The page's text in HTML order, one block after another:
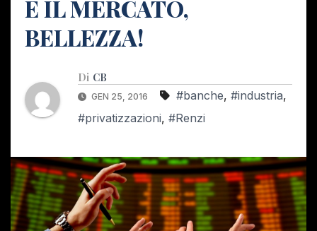
È IL MERCATO,
BELLEZZA!
Di CB
GEN 25, 2016 #banche, #industria,
#privatizzazioni, #Renzi